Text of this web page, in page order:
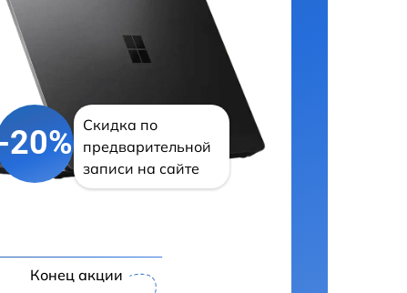
20%
Скидка по
предварительной
записи на сайте
Конец акции